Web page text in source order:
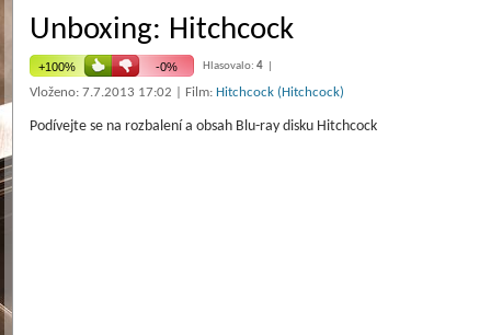
Unboxing: Hitchcock
Hlasovalo: 4
Vloženo: 7.7.2013 17:02 | Film: Hitchcock (Hitchcock)
Podívejte se na rozbalení a obsah Blu-ray disku Hitchcock